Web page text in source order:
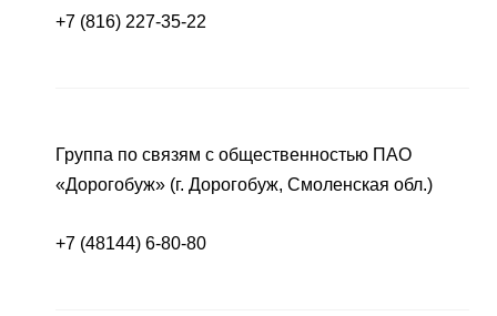
+7 (816) 227-35-22
Группа по связям с общественностью ПАО
«Дорогобуж» (г. Дорогобуж, Смоленская обл.)
+7 (48144) 6-80-80